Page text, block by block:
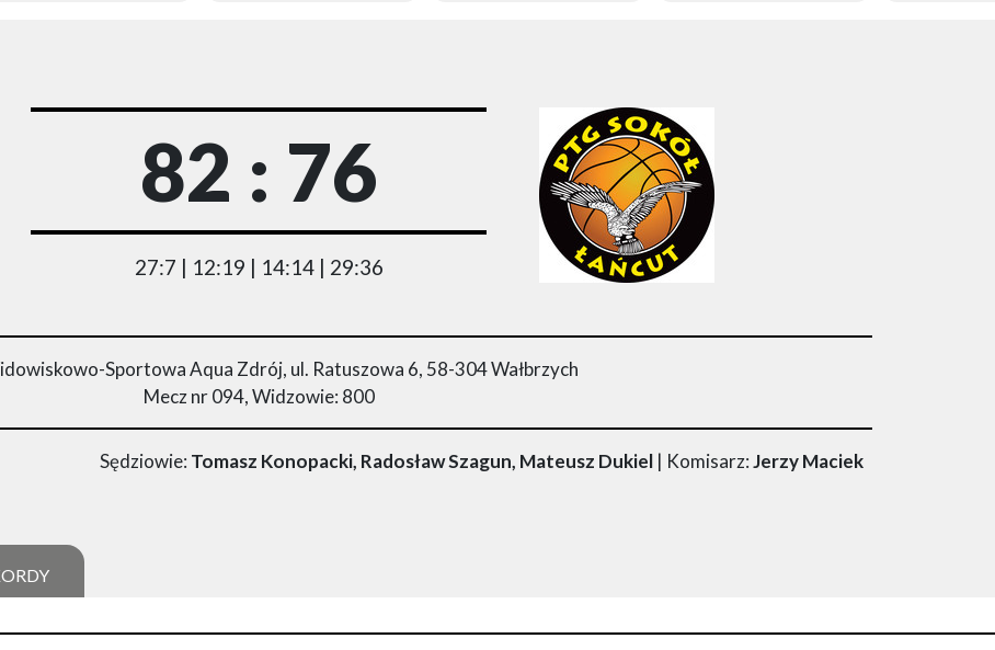
82 : 76
27:7 | 12:19 | 14:14 | 29:36
Sportowa Aqua Zdrój, ul. Ratuszowa 6, 58-304 Wałbrzych
Mecz nr 094, Widzowie: 800
Sędziowie: Tomasz Konopacki, Radosław Szagun, Mateusz Dukiel| Komisarz:Jerzy Maciek